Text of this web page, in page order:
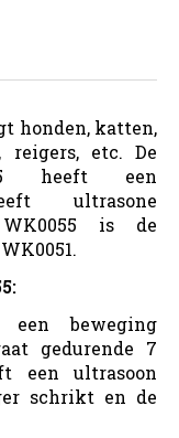
honden, katten,
reigers, etc. De
heeft een
ultrasone
is de
een beweging
gedurende 7
een ultrasoon
schrikt en de